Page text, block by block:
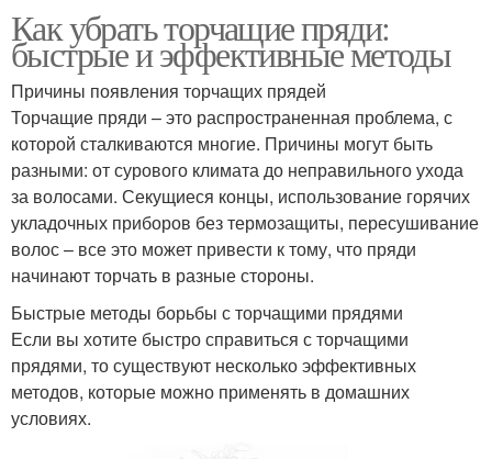
Как убрать торчащие пряди:
быстрые и эффективные методы
Причины появления торчащих прядей
Торчащие пряди – это распространенная проблема, с
которой сталкиваются многие. Причины могут быть
разными: от сурового климата до неправильного ухода
за волосами. Секущиеся концы, использование горячих
укладочных приборов без термозащиты, пересушивание
волос – все это может привести к тому, что пряди
начинают торчать в разные стороны.
Быстрые методы борьбы с торчащими прядями
Если вы хотите быстро справиться с торчащими
прядями, то существуют несколько эффективных
методов, которые можно применять в домашних
условиях.